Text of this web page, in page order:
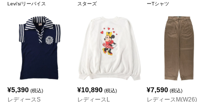
Levi's/リーバイス
スターズ
ーTシャツ
¥5,390 (税込)
レディースS
¥10,890(税込)
レディースL
¥7,590 (税込)
レディースM(W26)